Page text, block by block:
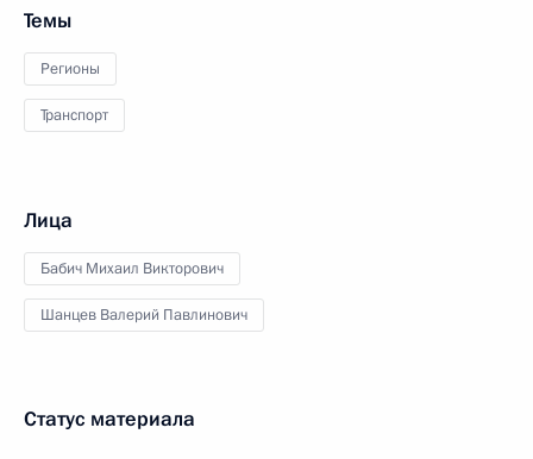
Темы
Регионы
Транспорт
Лица
Бабич Михаил Викторович
Шанцев Валерий Павлинович
Статус материала